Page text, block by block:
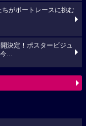
がボートレースに挑む
決定！ポスタービジュ
...